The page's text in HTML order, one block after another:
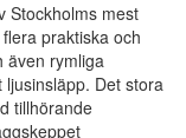
Stockholms mest
praktiska och
även rymliga
Det stora
tillhörande